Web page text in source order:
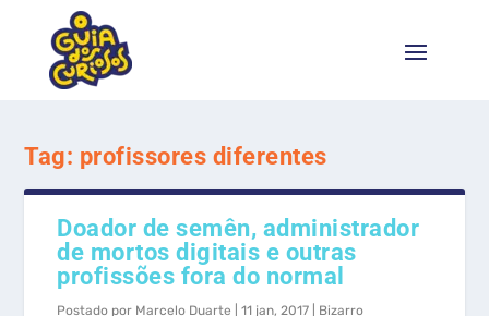
Tag: profissores diferentes
Doador de semên, administrador
de mortos digitais e outras
profissões fora do normal
Postado por Marcelo Duarte |11 jan, 2017 Bizarro